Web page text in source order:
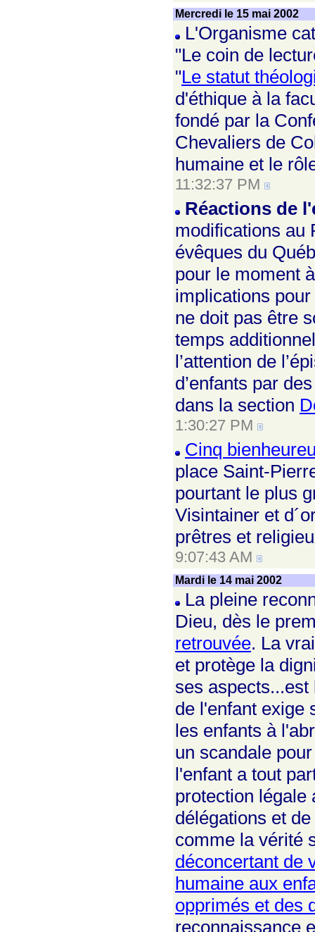
Mercredi le 15 mai 2002
L'Organisme
"Le coin de
"Le statut
d'éthique à la
fondé par la
Chevaliers de
humaine et le
11:32:37 PM
Réactions de
modifications au
évêques du
pour le moment
implications
ne doit pas être
temps
l’attention de
d’enfants par
dans la section
1:30:27 PM
Cinq
place Saint-
pourtant le plus
Visintainer et
prêtres et
9:07:43 AM
Mardi le 14 mai 2002
La pleine
Dieu, dès le
retrouvée. La
et protège la
ses
de l'enfant exige
les enfants à
un scandale
l'enfant a tout
protection légale
délégations et
comme la vérité
déconcertant de
humaine aux
opprimés et des
reconnaissance